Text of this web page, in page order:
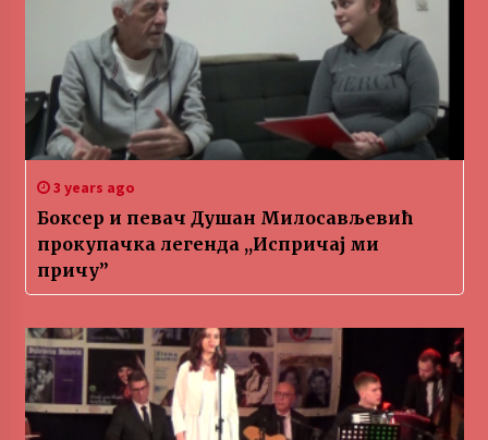
3 years ago
Боксер и певач Душан Милосављевић
прокупачка легенда ,,Испричај ми
причу”